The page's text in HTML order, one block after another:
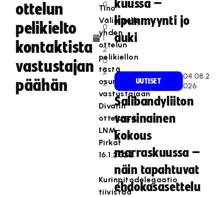
ottelun
pelikielto
kontaktista
vastustajan
päähän
0
.
0
1.
2
0
2
2
Tino
Välimaalle
yhden
ottelun
pelikiellon
tästä
osumasta
vastustajaan
Divarin
ottelussa
LNM–
Pirkat
16.1.2022.
Kurinpitodelegaatio
tiivistää
kuussa –
lipunmyynti jo
auki
UUTISET
04.08.2
026
Salibandyliiton
varsinainen
kokous
marraskuussa –
näin tapahtuvat
ehdokasasettelu